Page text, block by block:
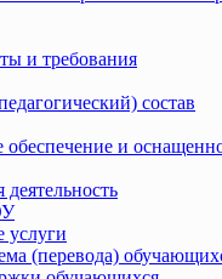
и требования
состав
и
услуги
(перевода)